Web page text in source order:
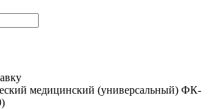
медицинский (универсальный) ФК-